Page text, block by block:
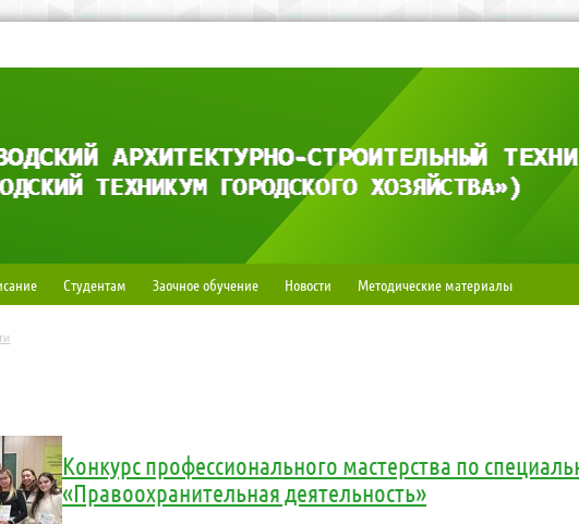
Студентам Заочное обучение Новости Методические материалы
Конкурс профессионального мастерства по
«Правоохранительная деятельность»